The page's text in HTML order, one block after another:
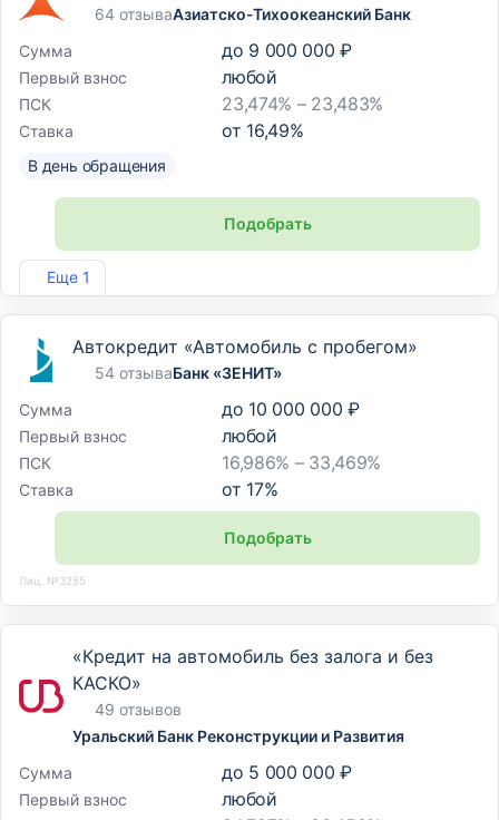
Еще 1
64 отзываАзиатско-Тихоокеанский Банк
Сумма
до 9 000 000 ₽
Первый взнос любой
ПСК 23,474% – 23,483%
Ставка от 16,49%
В день обращения
Подобрать
Лиц. №1810
Автокредит «Автомобиль с пробегом»
54 отзываБанк «ЗЕНИТ»
Сумма
до 10 000 000 ₽
Первый взнос любой
ПСК 16,986% – 33,469%
Ставка от 17%
Подобрать
Лиц. №3255
«Кредит на автомобиль без залога и без
КАСКО»
49 отзывов
Уральский Банк Реконструкции и Развития
Сумма
до 5 000 000 ₽
Первый взнос любой